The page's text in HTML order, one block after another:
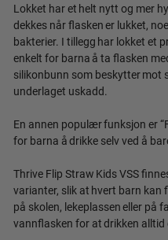
Lokket har et helt nytt og mer
dekkes når flasken er lukket,
bakterier. I tillegg har lokket et
enkelt for barna å ta flasken
silikonbunn som beskytter mot
underlaget uskadd.
En annen populær funksjon er
for barna å drikke selv ved å
Thrive Flip Straw Kids VSS
varianter, slik at hvert barn kan
på skolen, lekeplassen eller på
vannflasken for at drikken